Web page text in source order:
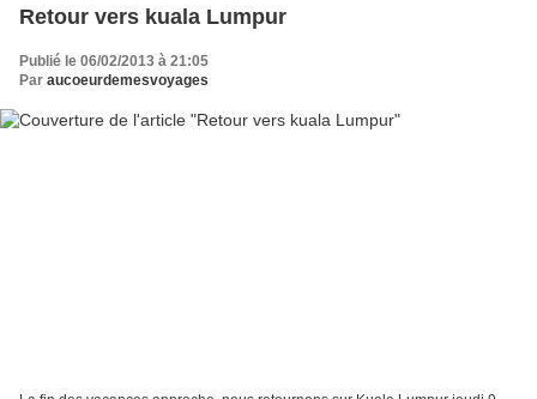
Retour vers kuala Lumpur
Publié le 06/02/2013 à 21:05
Par aucoeurdemesvoyages